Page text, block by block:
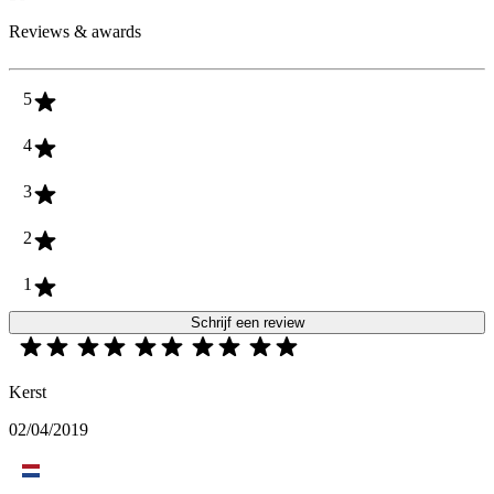
Reviews & awards
5
4
3
2
1
Schrijf een review
Kerst
02/04/2019